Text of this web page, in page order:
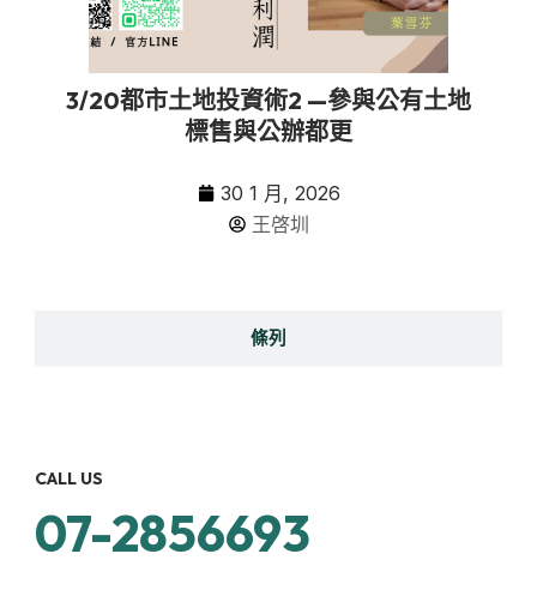
條列
3/20都市土地投資術2 —參與公有土地
標售與公辦都更
30 1 月, 2026
王啓圳
CALL US
07-2856693